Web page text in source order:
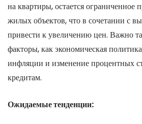
на квартиры, остается ограниченное
жилых объектов, что в сочетании с
привести к увеличению цен. Важно
факторы, как экономическая
инфляции и изменение процентных
кредитам.
Ожидаемые тенденции: